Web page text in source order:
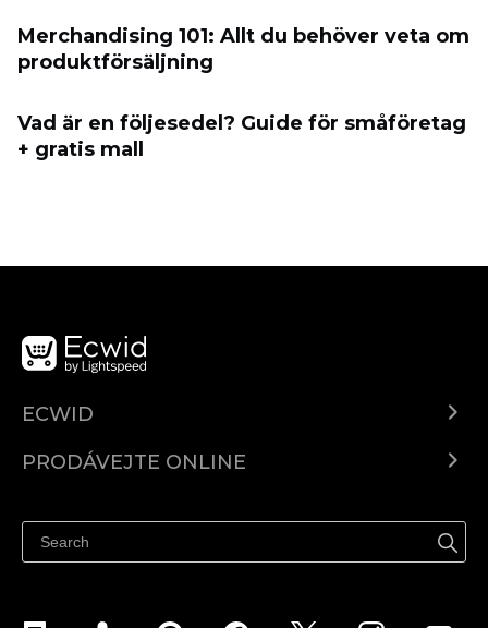
Merchandising 101: Allt du behöver veta om
produktförsäljning
Vad är en följesedel? Guide för småföretag
+ gratis mall
ECWID
Ceny
PRODÁVEJTE ONLINE
Prodávejte na Facebooku